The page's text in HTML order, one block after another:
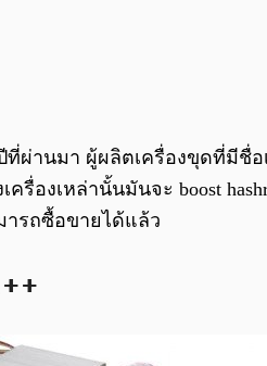
ผ่านมา ผู้ผลิตเครื่องขุดที่มีชื่
ครื่องเหล่านั้นมันจะ boost
ารถซื้อขายได้แล้ว